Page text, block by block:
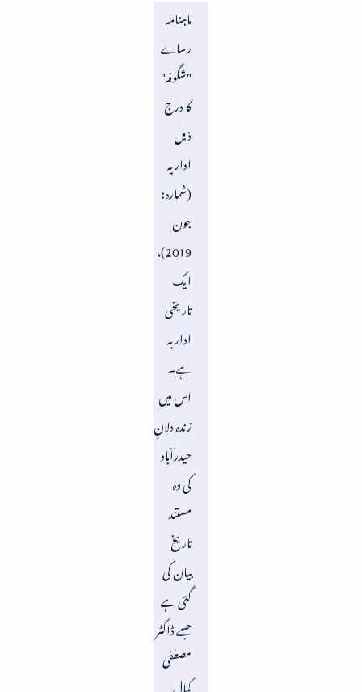
ماہنامہ
رسالے
"شگوفہ"
کا درج
ذیل
اداریہ
(شمارہ:
جون
2019)،
ایک
تاریخی
اداریہ
ہے۔
اس میں
زندہ دلانِ
حیدرآباد
کی وہ
مستند
تاریخ
بیان کی
گئی ہے
جسے ڈاکٹر
مصطفیٰ
کمال